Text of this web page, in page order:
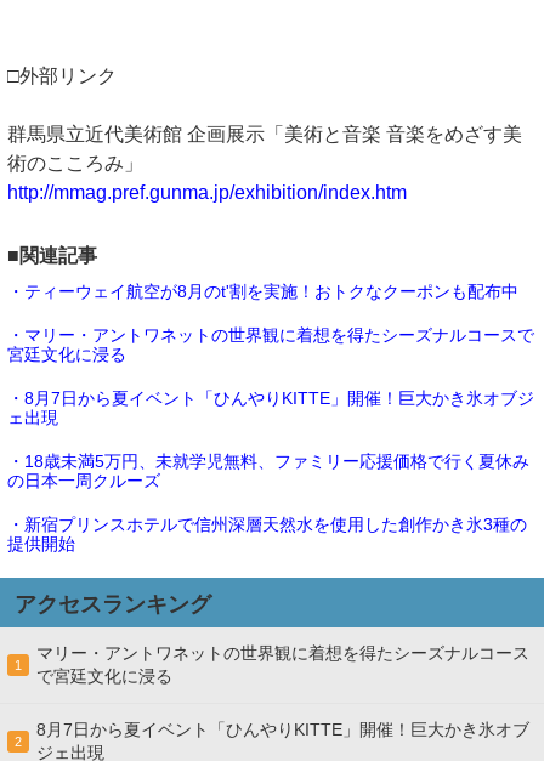
□外部リンク
群馬県立近代美術館 企画展示「美術と音楽 音楽をめざす美
術のこころみ」
http://mmag.pref.gunma.jp/exhibition/index.htm
■関連記事
・ティーウェイ航空が8月のt'割を実施！おトクなクーポンも配布中
・マリー・アントワネットの世界観に着想を得たシーズナルコースで
宮廷文化に浸る
・8月7日から夏イベント「ひんやりKITTE」開催！巨大かき氷オブジ
ェ出現
・18歳未満5万円、未就学児無料、ファミリー応援価格で行く夏休み
の日本一周クルーズ
・新宿プリンスホテルで信州深層天然水を使用した創作かき氷3種の
提供開始
アクセスランキング
1
マリー・アントワネットの世界観に着想を得たシーズナルコース
で宮廷文化に浸る
2
8月7日から夏イベント「ひんやりKITTE」開催！巨大かき氷オブ
ジェ出現